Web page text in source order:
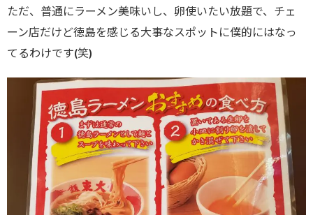
ただ、普通にラーメン美味いし、卵使いたい放題で、チェ
ーン店だけど徳島を感じる大事なスポットに僕的にはなっ
てるわけです(笑)